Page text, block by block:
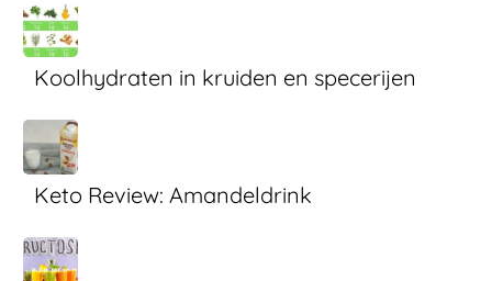
Koolhydraten in kruiden en specerijen
Keto Review: Amandeldrink